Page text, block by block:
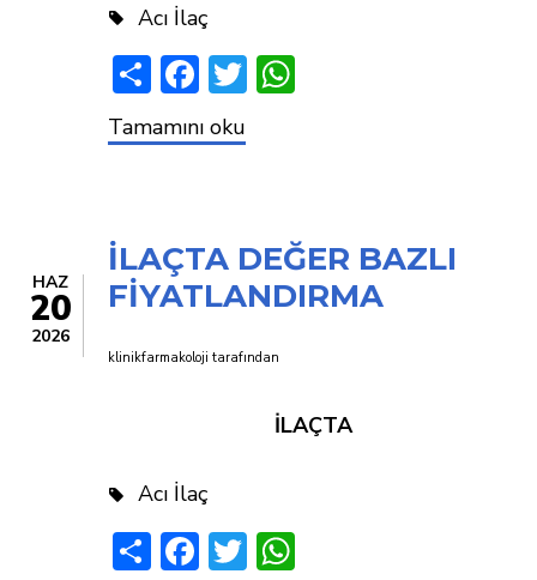
Acı İlaç
ShareFacebook
Twitter
VALUE
BASED
Tamamını oku
HAZ
20
2026
İLAÇTA DEĞER BAZLI
FİYATLANDIRMA
klinikfarmakoloji tarafından
İLAÇTA
Acı İlaç
ShareFacebook
Twitter